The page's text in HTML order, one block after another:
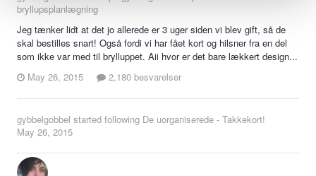
bryllupsplanlægning
Jeg tænker lidt at det jo allerede er 3 uger siden vi blev gift, så de
skal bestilles snart! Også fordi vi har fået kort og hilsner fra en del
som ikke var med til brylluppet. Aii hvor er det bare lækkert design...
May 26, 2015
2,180 besvarelser
gybbelgobbel started following De uorganiserede - Takkekort!
May 26, 2015